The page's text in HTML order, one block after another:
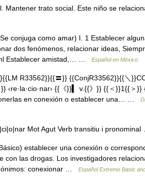
Mantener trato social. Este niño se
conjuga como amar) I. 1 Establecer
dos fenómenos, relacionar ideas,
Establecer amistad,… …
Español en México
R33562}}{{〓}} {{ConjR33562}}{{＼
‹re·la·cio·nar› {{《}}▍ v.{{》}} {{＜}}1{{＞
en conexión o establecer una… …
Mot Agut Verb transitiu i
establecer una conexión o
con las drogas. Los investigadores
conexionar …
Español Extremo Basic